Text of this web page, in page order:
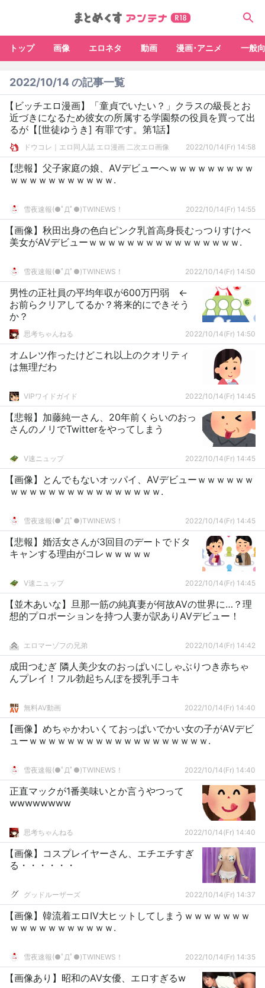
トップ 画像 エロネタ 動画 漫画･アニメ 一般
2022/10/14 の記事一覧
【ビッチエロ漫画】「童貞でいたい？」クラスの級長とお
近づきになるため彼女の所属する学園祭の役員を買って出
るが【[世徒ゆうき] 有罪です。第1話】
ドウコレ｜エロ同人誌 エロ漫画 二次エロ画像 2022/10/14(Fr) 14:58
【悲報】父子家庭の娘、AVデビューへｗｗｗｗｗｗｗｗｗ
ｗｗｗｗｗｗｗｗｗｗｗ.
雪夜速報(●ﾟДﾟ●)TWINEWS！ 2022/10/14(Fr) 14:55
【画像】秋田出身の色白ピンク乳首高身長むっつりすけべ
美女がAVデビューｗｗｗｗｗｗｗｗｗｗｗｗｗｗｗｗ.
雪夜速報(●ﾟДﾟ●)TWINEWS！ 2022/10/14(Fr) 14:50
男性の正社員の平均年収が600万円弱 ←
お前らクリアしてるか？将来的にできそう
か？
思考ちゃんねる 2022/10/14(Fr) 14:50
オムレツ作ったけどこれ以上のクオリティ
は無理だわ
VIPワイドガイド 2022/10/14(Fr) 14:45
【悲報】加藤純一さん、20年前くらいのおっ
さんのノリでTwitterをやってしまう
V速ニュップ 2022/10/14(Fr) 14:45
【画像】とんでもないオッパイ、AVデビューｗｗｗｗｗｗ
ｗｗｗｗｗｗｗｗｗｗｗｗｗｗｗｗ.
雪夜速報(●ﾟДﾟ●)TWINEWS！ 2022/10/14(Fr) 14:45
【悲報】婚活女さんが3回目のデートでドタ
キャンする理由がコレｗｗｗｗｗ
V速ニュップ 2022/10/14(Fr) 14:45
【並木あいな】旦那一筋の純真妻が何故AVの世界に…？理
想的プロポーションを持つ人妻が訳ありAVデビュー！
エロマーゾフの兄弟 2022/10/14(Fr) 14:42
成田つむぎ 隣人美少女のおっぱいにしゃぶりつき赤ちゃ
んプレイ！フル勃起ちんぽを授乳手コキ
無料AV動画 2022/10/14(Fr) 14:40
【画像】めちゃかわいくておっぱいでかい女の子がAVデビ
ューｗｗｗｗｗｗｗｗｗｗｗｗｗｗｗｗｗｗｗ.
雪夜速報(●ﾟДﾟ●)TWINEWS！ 2022/10/14(Fr) 14:40
正直マックが1番美味いとか言うやつって
wwwwwwww
思考ちゃんねる 2022/10/14(Fr) 14:40
【画像】コスプレイヤーさん、エチエチすぎ
る・・・・・・
グッドルーザーズ 2022/10/14(Fr) 14:37
【画像】韓流着エロIV大ヒットしてしまうｗｗｗｗｗｗｗ
ｗｗｗｗｗｗｗｗｗｗｗ.
雪夜速報(●ﾟДﾟ●)TWINEWS！ 2022/10/14(Fr) 14:35
【画像あり】昭和のAV女優、エロすぎるw